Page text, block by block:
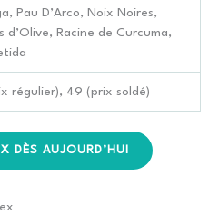
Pau D’Arco, Noix Noires,
d’Olive, Racine de Curcuma,
régulier), 49 (prix soldé)
DÈS AUJOURD’HUI